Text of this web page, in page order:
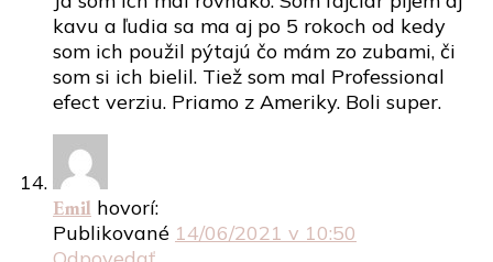
kavu a ľudia sa ma aj po 5 rokoch od kedy
som ich použil pýtajú čo mám zo zubami, či
som si ich bielil. Tiež som mal Professional
efect verziu. Priamo z Ameriky. Boli super.
Emil hovorí:
Publikované 14/06/2021 v 10:50